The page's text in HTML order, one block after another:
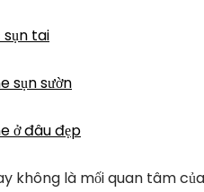
tai
sụn sườn
ở đâu đẹp
không là mối quan tâm